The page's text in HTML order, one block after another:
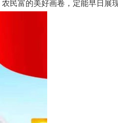
民富的美好画卷，定能早日展